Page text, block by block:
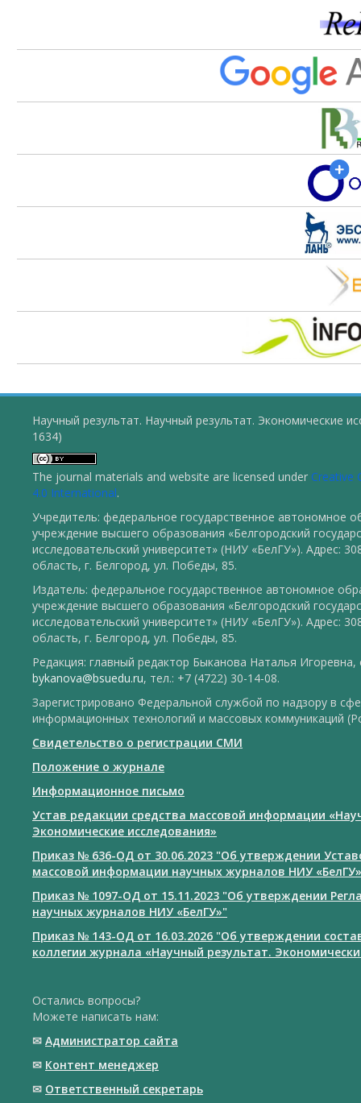
Научный результат. Научный результат. Экономические
1634)
The journal materials and website are licensed under Creative
4.0 International.
Учредитель: федеральное государственное автономное
учреждение высшего образования «Белгородский
исследовательский университет» (НИУ «БелГУ»). Адрес:
область, г. Белгород, ул. Победы, 85.
Издатель: федеральное государственное автономное
учреждение высшего образования «Белгородский
исследовательский университет» (НИУ «БелГУ»). Адрес:
область, г. Белгород, ул. Победы, 85.
Редакция: главный редактор Быканова Наталья Игоревна,
bykanova@bsuedu.ru, тел.: +7 (4722) 30-14-08.
Зарегистрировано Федеральной службой по надзору в
информационных технологий и массовых коммуникаций
Свидетельство о регистрации СМИ
Положение о журнале
Информационное письмо
Устав редакции средства массовой информации
Экономические исследования»
Приказ № 636-ОД от 30.06.2023 "Об утверждении
массовой информации научных журналов НИУ «БелГУ»
Приказ № 1097-ОД от 15.11.2023 "Об утверждении
научных журналов НИУ «БелГУ»"
Приказ № 143-ОД от 16.03.2026 "Об утверждении
коллегии журнала «Научный результат.
Остались вопросы?
Можете написать нам:
✉ Администратор сайта
✉ Контент менеджер
✉ Ответственный cекретарь